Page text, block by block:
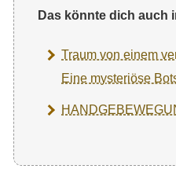
Das könnte dich auch
Traum von einem
Eine mysteriöse